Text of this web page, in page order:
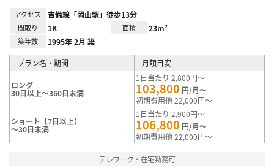
アクセス 吉備線「岡山駅」徒歩13分
間取り 1K 面積 23m²
築年数 1995年 2月 築
プラン名・期間 月額目安
ロング
30日以上～360日未満
1日当たり 2,800円～
103,800 円/月～
初期費用他 22,000円～
ショート【7日以上】
～30日未満
1日当たり 2,900円～
106,800 円/月～
初期費用他 22,000円～
テレワーク・在宅勤務可